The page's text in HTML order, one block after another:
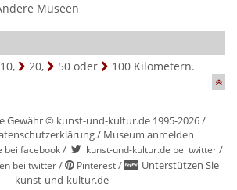
Museen
10, 20, 50 oder 100 Kilometern.
Gewähr © kunst-und-kultur.de 1995-2026 /
/ Museum anmelden
bei facebook/ kunst-und-kultur.de bei twitter/
bei twitter/ Pinterest/
Unterstützen Sie
kunst-und-kultur.de